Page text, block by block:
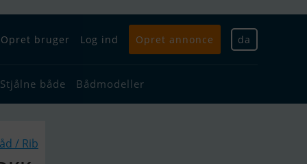
Opret bruger Log ind Opret annonce da
Stjålne både Bådmodeller
/ Rib